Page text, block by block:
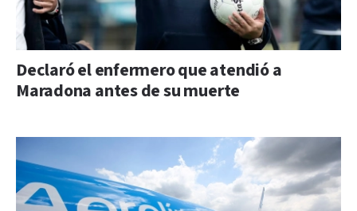
Declaró el enfermero que atendió a
Maradona antes de su muerte